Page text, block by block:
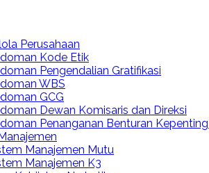
Perusahaan
Kode Etik
Pengendalian Gratifikasi
WBS
GCG
Dewan Komisaris dan Direksi
Penanganan Benturan
Manajemen Mutu
Manajemen K3